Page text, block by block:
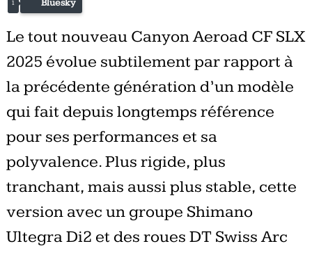
1 Bluesky
Le tout nouveau Canyon Aeroad CF SLX
2025 évolue subtilement par rapport à
la précédente génération d’un modèle
qui fait depuis longtemps référence
pour ses performances et sa
polyvalence. Plus rigide, plus
tranchant, mais aussi plus stable, cette
version avec un groupe Shimano
Ultegra Di2 et des roues DT Swiss Arc